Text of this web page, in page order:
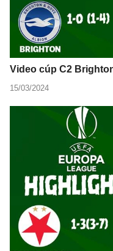
Video cúp C2
15/03/2024